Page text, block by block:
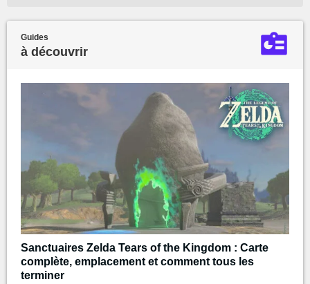
Guides
à découvrir
Sanctuaires Zelda Tears of the Kingdom : Carte
complète, emplacement et comment tous les
terminer